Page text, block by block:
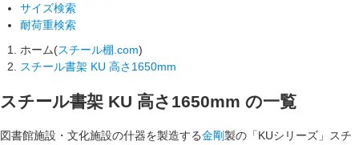
サイズ検索
耐荷重検索
ホーム(スチール棚.com)
スチール書架 KU 高さ1650mm
スチール書架 KU 高さ1650mm の一覧
図書館施設・文化施設の什器を製造する金剛製の「KUシリーズ」スチ